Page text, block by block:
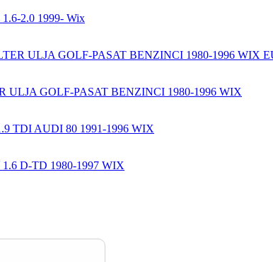
2.0 1999- Wix
ULJA GOLF-PASAT BENZINCI 1980-1996 WIX
ULJA GOLF-PASAT BENZINCI 1980-1996 WIX
TDI AUDI 80 1991-1996 WIX
D-TD 1980-1997 WIX